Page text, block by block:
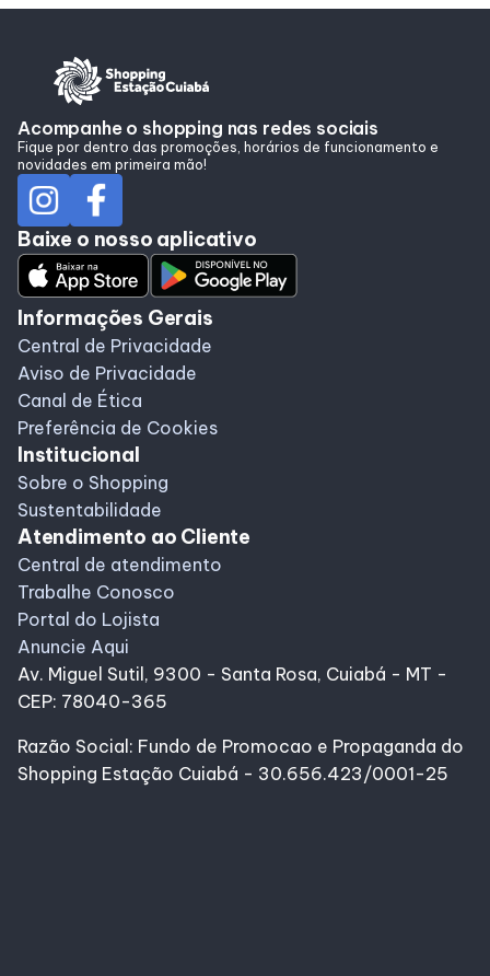
Acompanhe o shopping nas redes sociais
Fique por dentro das promoções, horários de funcionamento e
novidades em primeira mão!
Baixe o nosso aplicativo
Informações Gerais
Central de Privacidade
Aviso de Privacidade
Canal de Ética
Preferência de Cookies
Institucional
Sobre o Shopping
Sustentabilidade
Atendimento ao Cliente
Central de atendimento
Trabalhe Conosco
Portal do Lojista
Anuncie Aqui
Av. Miguel Sutil, 9300 - Santa Rosa, Cuiabá - MT -
CEP: 78040-365
Razão Social: Fundo de Promocao e Propaganda do
Shopping Estação Cuiabá - 30.656.423/0001-25